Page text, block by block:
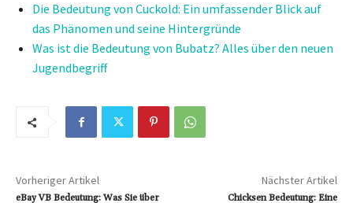
Die Bedeutung von Cuckold: Ein umfassender Blick auf
das Phänomen und seine Hintergründe
Was ist die Bedeutung von Bubatz? Alles über den neuen
Jugendbegriff
Vorheriger Artikel
eBay VB Bedeutung: Was Sie über
Nächster Artikel
Chicksen Bedeutung: Eine